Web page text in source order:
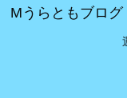
Mうらともブログ